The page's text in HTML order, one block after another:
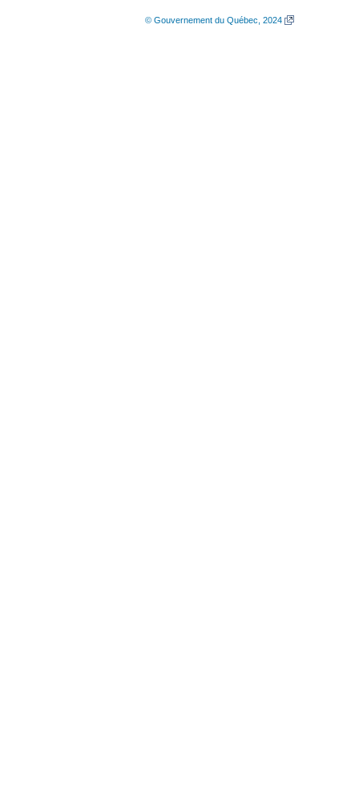
© Gouvernement du Québec, 2024